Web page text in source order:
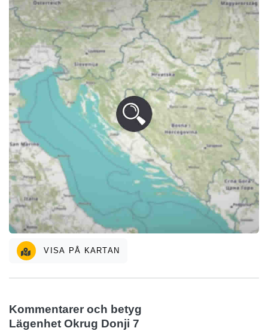
VISA PÅ KARTAN
Kommentarer och betyg
Lägenhet Okrug Donji 7